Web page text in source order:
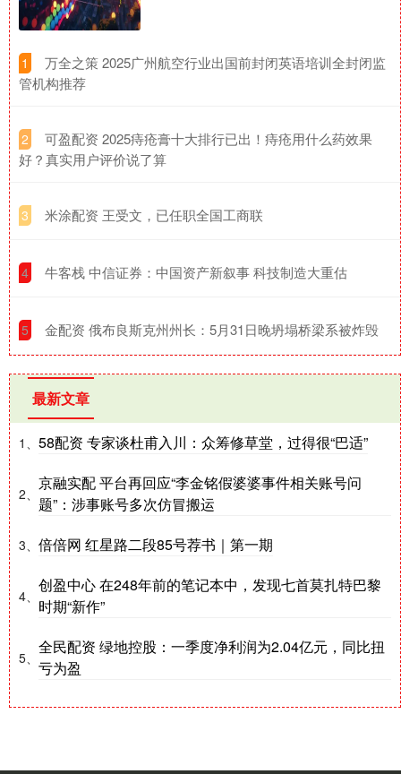
1
​万全之策 2025广州航空行业出国前封闭英语培训全封闭监
管机构推荐
2
​可盈配资 2025痔疮膏十大排行已出！痔疮用什么药效果
好？真实用户评价说了算
3 ​米涂配资 王受文，已任职全国工商联
4 ​牛客栈 中信证券：中国资产新叙事 科技制造大重估
5 ​金配资 俄布良斯克州州长：5月31日晚坍塌桥梁系被炸毁
最新文章
1、 58配资 专家谈杜甫入川：众筹修草堂，过得很“巴适”
2、
京融实配 平台再回应“李金铭假婆婆事件相关账号问
题”：涉事账号多次仿冒搬运
3、 倍倍网 红星路二段85号荐书｜第一期
4、
创盈中心 在248年前的笔记本中，发现七首莫扎特巴黎
时期“新作”
5、
全民配资 绿地控股：一季度净利润为2.04亿元，同比扭
亏为盈